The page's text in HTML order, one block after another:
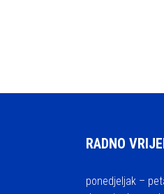
RADNO
ponedjeljak –